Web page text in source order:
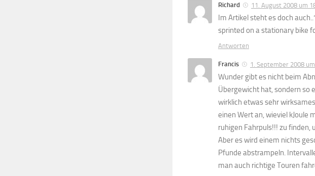
Richard 11. August 2008 um
Im Artikel steht es doch
sprinted on a stationary bike
Antworten
Francis 1. September 2008
Wunder gibt es nicht beim
Übergewicht hat, sondern so
wirklich etwas sehr
einen Wert an, wieviel kJoule
ruhigen Fahrpuls!!! zu finden,
Aber es wird einem nichts
Pfunde abstrampeln.
man auch richtige Touren